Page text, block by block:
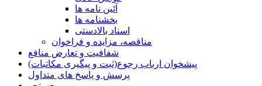
آئین نامه ها
بخشنامه ها
اسناد بالادستی
مناقصه، مزایده و فراخوان
شفافیت و تعارض منافع
پیشخوان ارباب رجوع(ثبت و پیگیری مکاتبات)
پرسش و پاسخ های متداول